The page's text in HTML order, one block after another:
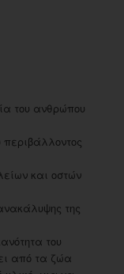
του ανθρώπου
περιβάλλοντος
και οστών
της
του
από τα ζώα